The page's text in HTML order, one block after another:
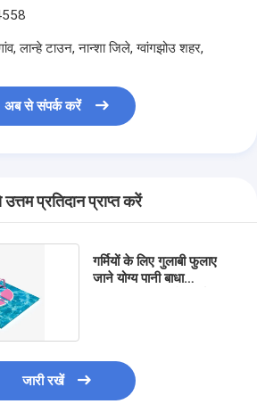
लान्हे टाउन, नान्शा जिले, ग्वांगझोउ शहर,
अब से संपर्क करें
प्रतिदान प्राप्त करें
गर्मियों के लिए गुलाबी फुलाए
जाने योग्य पानी बाधा
जारी रखें